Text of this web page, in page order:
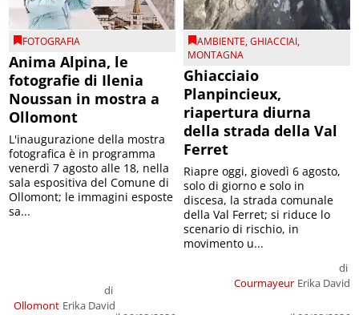
FOTOGRAFIA
Anima Alpina, le
fotografie di Ilenia
Noussan in mostra a
Ollomont
Ollomont
di
Erika David
L'inaugurazione della mostra
fotografica è in programma
venerdì 7 agosto alle 18, nella
sala espositiva del Comune di
Ollomont; le immagini esposte
sa...
AMBIENTE,GHIACCIAI,
MONTAGNA
Ghiacciaio
Planpincieux,
riapertura diurna
della strada della Val
Ferret
Courmayeur
di
Erika David
Riapre oggi, giovedì 6 agosto,
solo di giorno e solo in
discesa, la strada comunale
della Val Ferret; si riduce lo
scenario di rischio, in
movimento u...